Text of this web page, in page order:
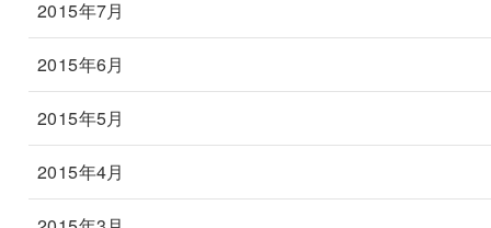
2015年7月
2015年6月
2015年5月
2015年4月